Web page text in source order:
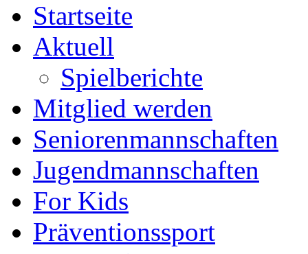
Startseite
Aktuell
Spielberichte
Mitglied werden
Seniorenmannschaften
Jugendmannschaften
For Kids
Präventionssport